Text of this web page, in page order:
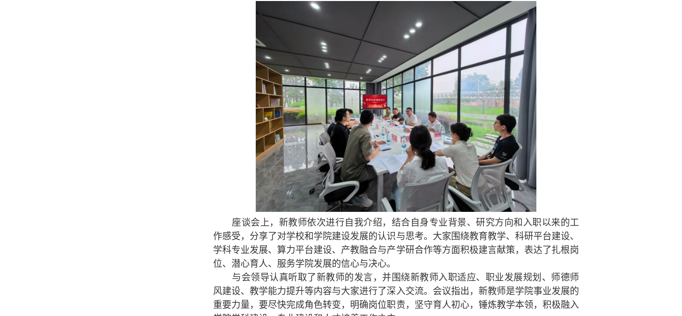
座谈会上，新教师依次进行自我介绍，结合自身专业背景、研究方向和入职以来的工
作感受，分享了对学校和学院建设发展的认识与思考。大家围绕教育教学、科研平台建设、
学科专业发展、算力平台建设、产教融合与产学研合作等方面积极建言献策，表达了扎根岗
位、潜心育人、服务学院发展的信心与决心。
与会领导认真听取了新教师的发言，并围绕新教师入职适应、职业发展规划、师德师
风建设、教学能力提升等内容与大家进行了深入交流。会议指出，新教师是学院事业发展的
重要力量，要尽快完成角色转变，明确岗位职责，坚守育人初心，锤炼教学本领，积极融入